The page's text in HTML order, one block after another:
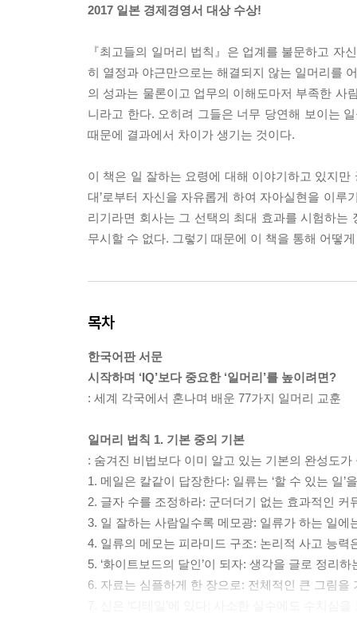
2017 일본 경제경영서 대상 수상!
『최고들의 일머리 법칙』은 업계를 불문하고 자
히 열정과 야근만으로는 해결되지 않는 일머리를
의 성과는 물론이고 업무의 이해도마저 부족한 사
니라고 한다. 오히려 그들은 너무 당연해 보이는
때문에 결과에서 차이가 생기는 것이다.
이 책은 일 잘하는 요령에 대해 이야기하고 있지만
대’로부터 자신을 자유롭게 하여 자아실현을 이루
리기라면 회사는 그 선택의 최대 효과를 시험하
무시할 수 없다. 그렇기 때문에 이 책을 통해 어떻
목차
한국어판 서문
시작하며 ‘IQ’보다 중요한 ‘일머리’를 높이려면?
: 세계 각국에서 혼나며 배운 77가지 일머리 교훈
일머리 법칙 1. 기본 중의 기본
: 숨겨진 비법보다 이미 알고 있는 기본의 완성도가
1. 메일은 칼같이 답장한다: 일류는 ‘할 수 있는 일’
2. 글자 수를 조정하라: 군더더기 없는 효과적인 커
3. 일 잘하는 사람일수록 메모광: 일류가 하는 일에
4. 일류의 메모는 피라미드 구조: 논리적 사고 능력
5. ‘화이트보드의 달인’이 되자: 생각을 글로 정리
6. 자료는 심플하게 한 장으로: 전체적인 큰 그림을